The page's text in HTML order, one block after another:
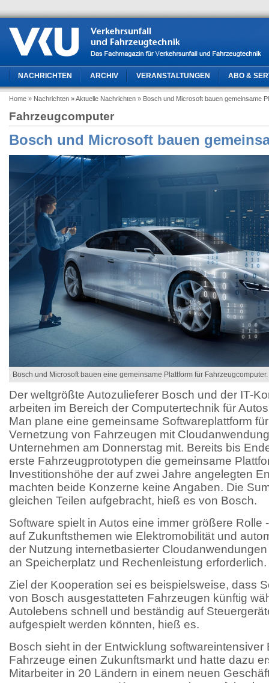
NACHRICHTEN ARCHIV VERANSTALTUNGEN ABO &
Home » Nachrichten » Aktuelle Nachrichten » Bosch und Microsoft bauen gemeinsame
Fahrzeugcomputer
Bosch und Microsoft bauen
Bosch und Microsoft bauen eine gemeinsame Plattform für Fahrzeugcomputer.
Der weltgrößte Autozulieferer Bosch und der IT-
arbeiten im Bereich der Computertechnik für
Man plane eine gemeinsame Softwareplattform
Vernetzung von Fahrzeugen mit
Unternehmen am Donnerstag mit. Bereits bis
erste Fahrzeugprototypen die gemeinsame
Investitionshöhe der auf zwei Jahre angelegten
machten beide Konzerne keine Angaben. Die
gleichen Teilen aufgebracht, hieß es von Bosch.
Software spielt in Autos eine immer größere Rolle
auf Zukunftsthemen wie Elektromobilität und
der Nutzung internetbasierter
an Speicherplatz und Rechenleistung erforderlich.
Ziel der Kooperation sei es beispielsweise, dass
von Bosch ausgestatteten Fahrzeugen künftig
Autolebens schnell und beständig auf
aufgespielt werden könnten, hieß es.
Bosch sieht in der Entwicklung softwareintensiver
Fahrzeuge einen Zukunftsmarkt und hatte dazu
Mitarbeiter in 20 Ländern in einem neuen